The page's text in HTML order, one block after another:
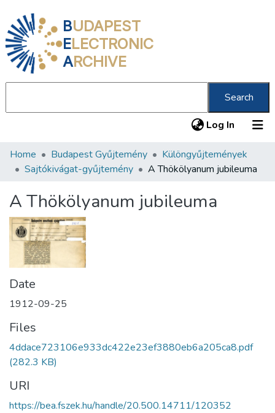
BUDAPEST
ELECTRONIC
ARCHIVE
Search
Log In (current)
Communities & Collections
Statistics
About us
Home Budapest Gyűjtemény
Különgyűjtemények
Sajtókivágat-gyűjtemény
A Thökölyanum jubileuma
A Thökölyanum jubileuma
Date
1912-09-25
Files
4ddace723106e933dc422e23ef3880eb6a205ca8.pdf
(282.3 KB)
URI
https://bea.fszek.hu/handle/20.500.14711/120352